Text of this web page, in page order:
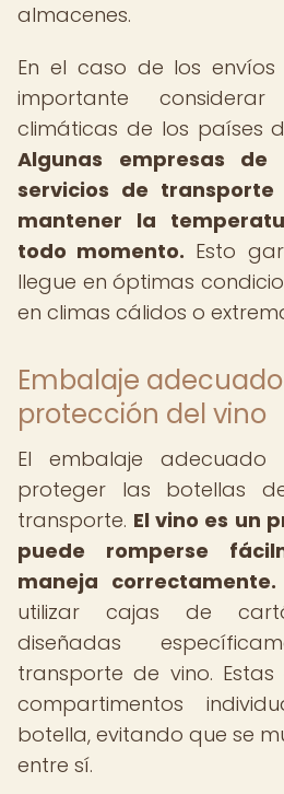
almacenes.
En el caso de los envíos
importante
climáticas de los países
Algunas empresas de
servicios de
mantener la
todo momento. Esto
llegue en óptimas
en climas cálidos o
Embalaje
protección del vino
El embalaje adecuado
proteger las botellas
transporte. El vino es un
puede romperse
maneja correctamente.
utilizar cajas de
diseñadas
transporte de vino.
compartimentos
botella, evitando que se
entre sí.